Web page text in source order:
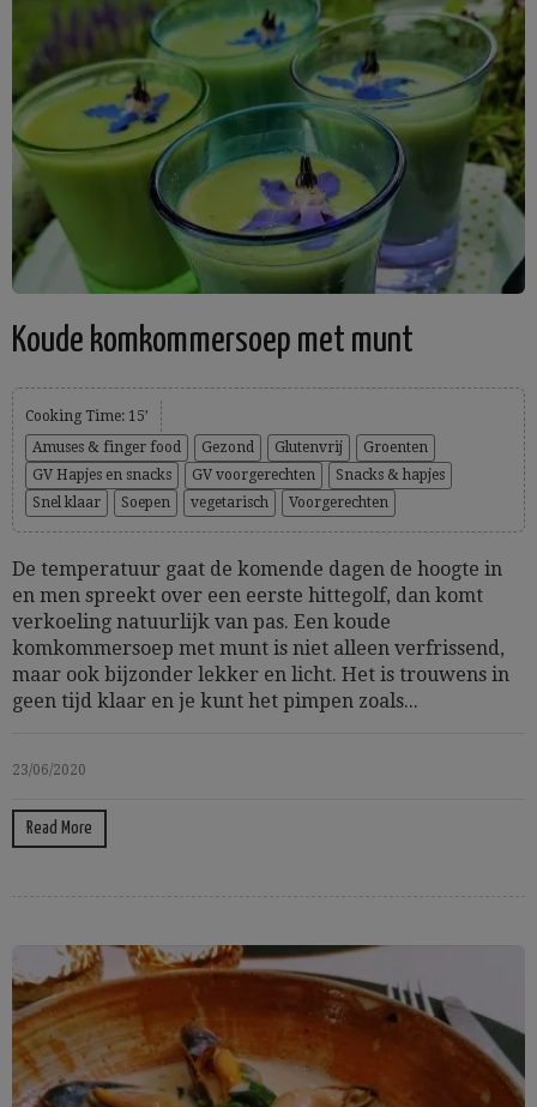
Koude komkommersoep met munt
Cooking Time: 15’
Amuses & finger food
Gezond Glutenvrij
Groenten
GV Hapjes en snacks
GV voorgerechten
Snacks & hapjes
Snel klaar
Soepen vegetarisch Voorgerechten
De temperatuur gaat de komende dagen de hoogte in
en men spreekt over een eerste hittegolf, dan komt
verkoeling natuurlijk van pas. Een koude
komkommersoep met munt is niet alleen verfrissend,
maar ook bijzonder lekker en licht. Het is trouwens in
geen tijd klaar en je kunt het pimpen zoals...
23/06/2020
Read More